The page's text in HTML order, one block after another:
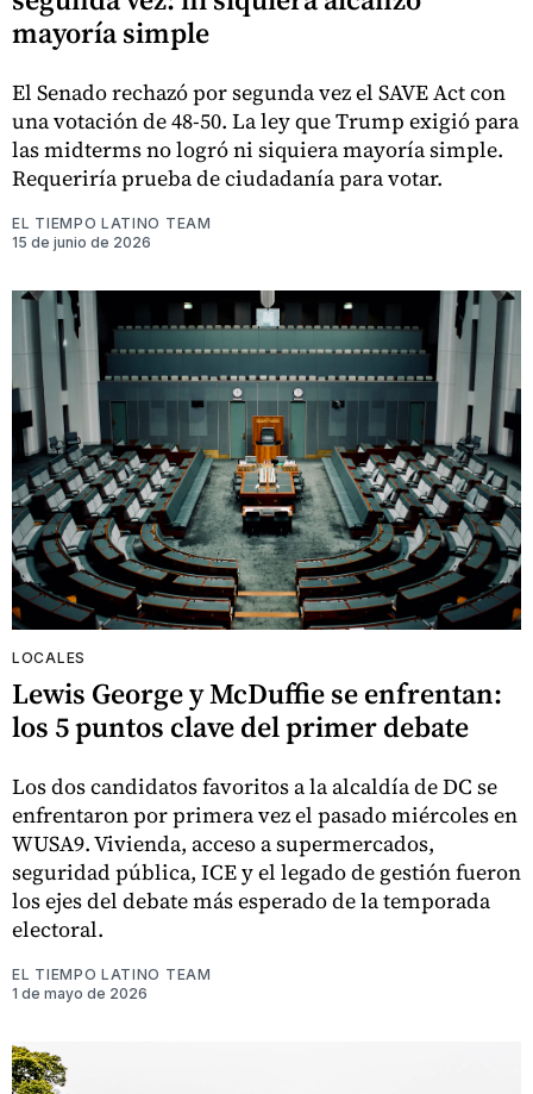
mayoría simple
El Senado rechazó por segunda vez el SAVE Act con
una votación de 48-50. La ley que Trump exigió para
las midterms no logró ni siquiera mayoría simple.
Requeriría prueba de ciudadanía para votar.
EL TIEMPO LATINO TEAM
15 de junio de 2026
LOCALES
Lewis George y McDuffie se enfrentan:
los 5 puntos clave del primer debate
Los dos candidatos favoritos a la alcaldía de DC se
enfrentaron por primera vez el pasado miércoles en
WUSA9. Vivienda, acceso a supermercados,
seguridad pública, ICE y el legado de gestión fueron
los ejes del debate más esperado de la temporada
electoral.
EL TIEMPO LATINO TEAM
1 de mayo de 2026